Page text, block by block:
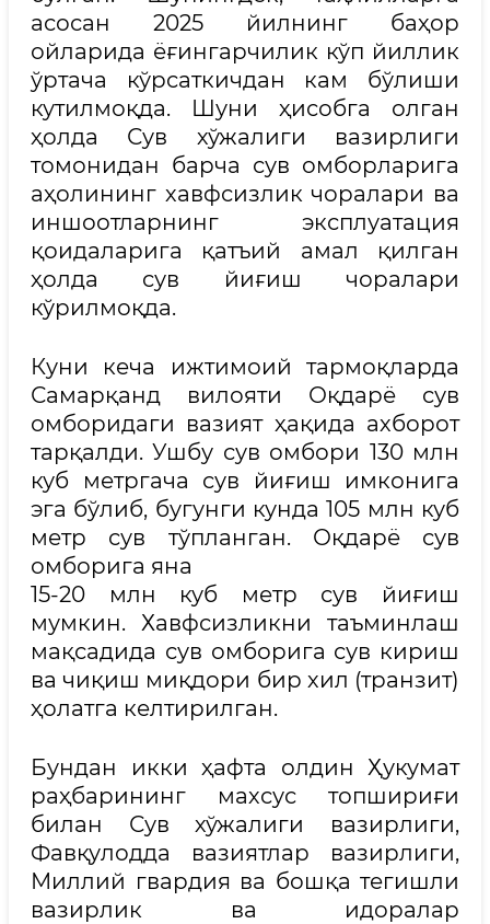
асосан 2025 йилнинг баҳор
ойларида ёғингарчилик кўп йиллик
ўртача кўрсаткичдан кам бўлиши
кутилмоқда. Шуни ҳисобга олган
ҳолда Сув хўжалиги вазирлиги
томонидан барча сув омборларига
аҳолининг хавфсизлик чоралари ва
иншоотларнинг эксплуатaция
қоидаларига қатъий амал қилган
ҳолда сув йиғиш чоралари
кўрилмоқда.
Куни кеча ижтимоий тармоқларда
Самарқанд вилояти Оқдарё сув
омборидаги вазият ҳақида ахборот
тарқалди. Ушбу сув омбори 130 млн
куб метргача сув йиғиш имконига
эга бўлиб, бугунги кунда 105 млн куб
метр сув тўпланган. Оқдарё сув
омборига яна
15-20 млн куб метр сув йиғиш
мумкин. Хавфсизликни таъминлаш
мақсадида сув омборига сув кириш
ва чиқиш миқдори бир хил (транзит)
ҳолатга келтирилган.
Бундан икки ҳафта олдин Ҳукумат
раҳбарининг махсус топшириғи
билан Сув хўжалиги вазирлиги,
Фавқулодда вазиятлар вазирлиги,
Миллий гвардия ва бошқа тегишли
вазирлик ва идоралар